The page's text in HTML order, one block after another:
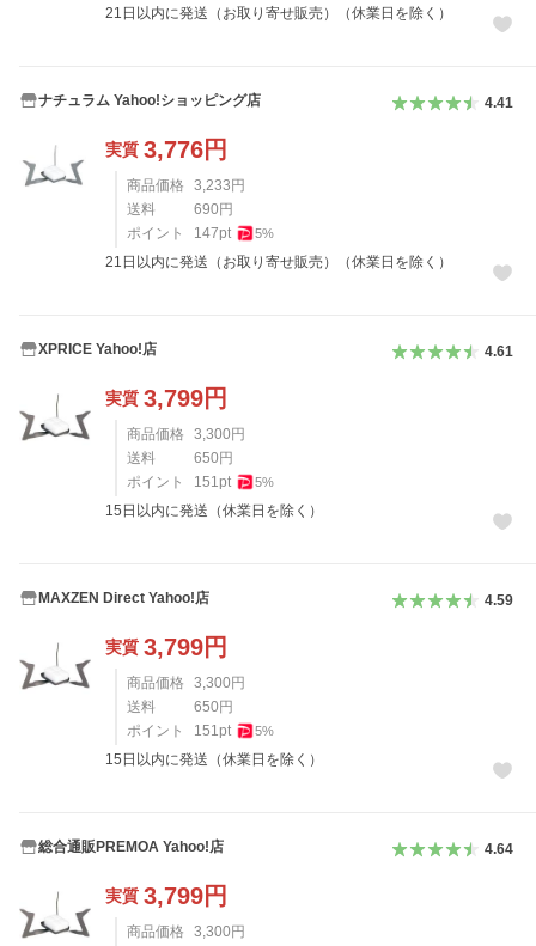
21日以内に発送（お取り寄せ販売）（休業日を除く）
ナチュラム Yahoo!ショッピング店 4.41
実質 3,776円
商品価格 3,233 円
送料
690 円
ポイント
147pt 5%
21日以内に発送（お取り寄せ販売）（休業日を除く）
XPRICE Yahoo!店 4.61
実質 3,799円
商品価格 3,300 円
送料
650 円
ポイント
151pt 5%
15日以内に発送（休業日を除く）
MAXZEN Direct Yahoo!店 4.59
実質 3,799円
商品価格 3,300 円
送料
650 円
ポイント
151pt 5%
15日以内に発送（休業日を除く）
総合通販PREMOA Yahoo!店 4.64
実質 3,799円
商品価格 3,300 円